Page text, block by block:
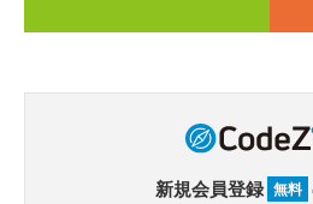
新規会員登録 無料